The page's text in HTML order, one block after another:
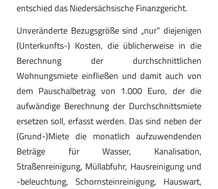
entschied das Niedersächsische Finanzgericht.
Unveränderte Bezugsgröße sind „nur” diejenigen
(Unterkunfts-) Kosten, die üblicherweise in die
Berechnung der durchschnittlichen
Wohnungsmiete einfließen und damit auch von
dem Pauschalbetrag von 1.000 Euro, der die
aufwändige Berechnung der Durchschnittsmiete
ersetzen soll, erfasst werden. Das sind neben der
(Grund-)Miete die monatlich aufzuwendenden
Beträge für Wasser, Kanalisation,
Straßenreinigung, Müllabfuhr, Hausreinigung und
-beleuchtung, Schornsteinreinigung, Hauswart,